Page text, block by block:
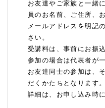
お友達やご家族と一緒
員のお名前、ご住所、
メールアドレスを明記
さい。
受講料は、事前にお振
参加の場合は代表者が一
お友達同士の参加は、
だくかたちとなります。
詳細は、お申し込み時